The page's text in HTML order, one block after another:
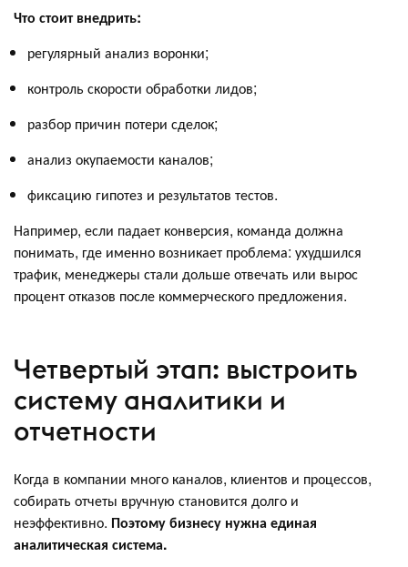
Что стоит внедрить:
регулярный анализ воронки;
контроль скорости обработки лидов;
разбор причин потери сделок;
анализ окупаемости каналов;
фиксацию гипотез и результатов тестов.
Например, если падает конверсия, команда должна
понимать, где именно возникает проблема: ухудшился
трафик, менеджеры стали дольше отвечать или вырос
процент отказов после коммерческого предложения.
Четвертый этап: выстроить
систему аналитики и
отчетности
Когда в компании много каналов, клиентов и процессов,
собирать отчеты вручную становится долго и
неэффективно. Поэтому бизнесу нужна единая
аналитическая система.